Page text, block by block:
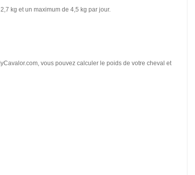
kg et un maximum de 4,5 kg par jour.
vous pouvez calculer le poids de votre cheval et